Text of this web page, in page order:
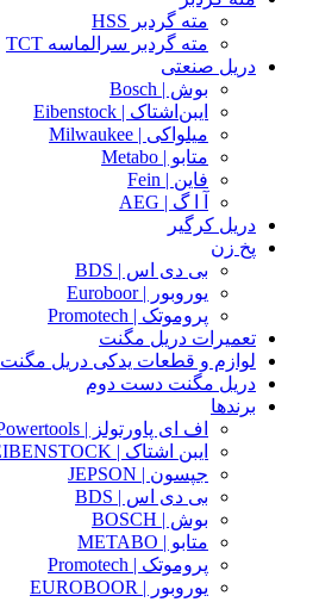
مته گردبر HSS
مته گردبر سرالماسه TCT
دریل صنعتی
بوش | Bosch
ایبن‌اشتاک | Eibenstock
میلواکی | Milwaukee
متابو | Metabo
فاین | Fein
آ ا گ | AEG
دریل کرگیر
پخ زن
بی دی اس | BDS
یوروبور | Euroboor
پروموتک | Promotech
تعمیرات دریل مگنت
لوازم و قطعات یدکی دریل مگنت
دریل مگنت دست دوم
برندها
اف ای پاورتولز | FE Powertools
ایبن اشتاک | EIBENSTOCK
جپسون | JEPSON
بی دی اس | BDS
بوش | BOSCH
متابو | METABO
پروموتک | Promotech
یوروبور | EUROBOOR